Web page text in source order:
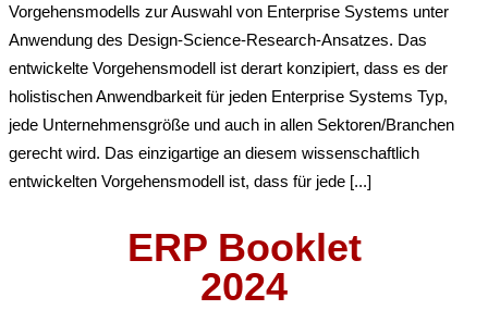
Vorgehensmodells zur Auswahl von Enterprise Systems unter
Anwendung des Design-Science-Research-Ansatzes. Das
entwickelte Vorgehensmodell ist derart konzipiert, dass es der
holistischen Anwendbarkeit für jeden Enterprise Systems Typ,
jede Unternehmensgröße und auch in allen Sektoren/Branchen
gerecht wird. Das einzigartige an diesem wissenschaftlich
entwickelten Vorgehensmodell ist, dass für jede [...]
ERP Booklet
2024